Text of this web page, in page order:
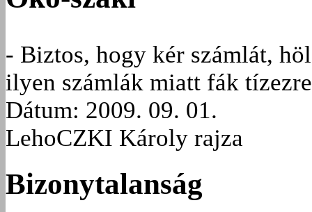
- Biztos, hogy kér számlát,
ilyen számlák miatt fák
Dátum: 2009. 09. 01.
LehoCZKI Károly rajza
Bizonytalanság